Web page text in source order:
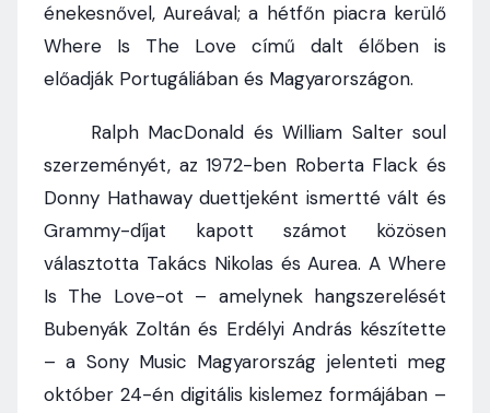
énekesnővel, Aureával; a hétfőn piacra kerülő
Where Is The Love című dalt élőben is
előadják Portugáliában és Magyarországon.
Ralph MacDonald és William Salter soul
szerzeményét, az 1972-ben Roberta Flack és
Donny Hathaway duettjeként ismertté vált és
Grammy-díjat kapott számot közösen
választotta Takács Nikolas és Aurea. A Where
Is The Love-ot – amelynek hangszerelését
Bubenyák Zoltán és Erdélyi András készítette
– a Sony Music Magyarország jelenteti meg
október 24-én digitális kislemez formájában –